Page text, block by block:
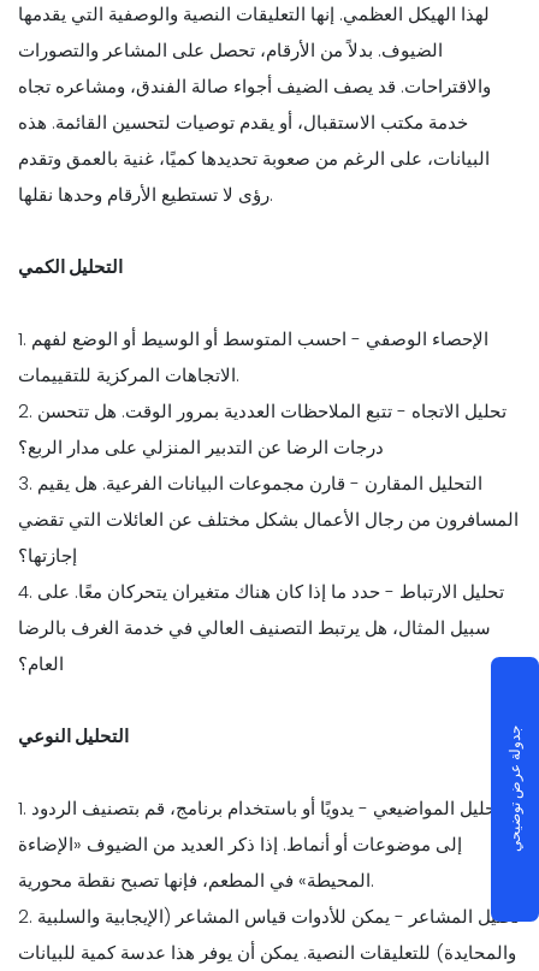
لهذا الهيكل العظمي. إنها التعليقات النصية والوصفية التي يقدمها
الضيوف. بدلاً من الأرقام، تحصل على المشاعر والتصورات
والاقتراحات. قد يصف الضيف أجواء صالة الفندق، ومشاعره تجاه
خدمة مكتب الاستقبال، أو يقدم توصيات لتحسين القائمة. هذه
البيانات، على الرغم من صعوبة تحديدها كميًا، غنية بالعمق وتقدم
رؤى لا تستطيع الأرقام وحدها نقلها.
التحليل الكمي
1. الإحصاء الوصفي - احسب المتوسط أو الوسيط أو الوضع لفهم
الاتجاهات المركزية للتقييمات.
2. تحليل الاتجاه - تتبع الملاحظات العددية بمرور الوقت. هل تتحسن
درجات الرضا عن التدبير المنزلي على مدار الربع؟
3. التحليل المقارن - قارن مجموعات البيانات الفرعية. هل يقيم
المسافرون من رجال الأعمال بشكل مختلف عن العائلات التي تقضي
إجازتها؟
4. تحليل الارتباط - حدد ما إذا كان هناك متغيران يتحركان معًا. على
سبيل المثال، هل يرتبط التصنيف العالي في خدمة الغرف بالرضا
العام؟
التحليل النوعي
1. التحليل المواضيعي - يدويًا أو باستخدام برنامج، قم بتصنيف الردود
إلى موضوعات أو أنماط. إذا ذكر العديد من الضيوف «الإضاءة
المحيطة» في المطعم، فإنها تصبح نقطة محورية.
2. تحليل المشاعر - يمكن للأدوات قياس المشاعر (الإيجابية والسلبية
والمحايدة) للتعليقات النصية. يمكن أن يوفر هذا عدسة كمية للبيانات
جدولة عرض توضيحي